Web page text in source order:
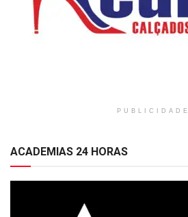
PUBLICIDADE
ACADEMIAS 24 HORAS